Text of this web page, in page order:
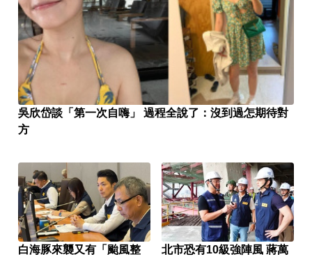
吳欣岱談「第一次自嗨」 過程全說了：沒到過怎期待對
方
白海豚來襲又有「颱風整
北市恐有10級強陣風 蔣萬